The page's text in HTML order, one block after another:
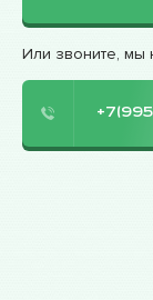
Или звоните, мы